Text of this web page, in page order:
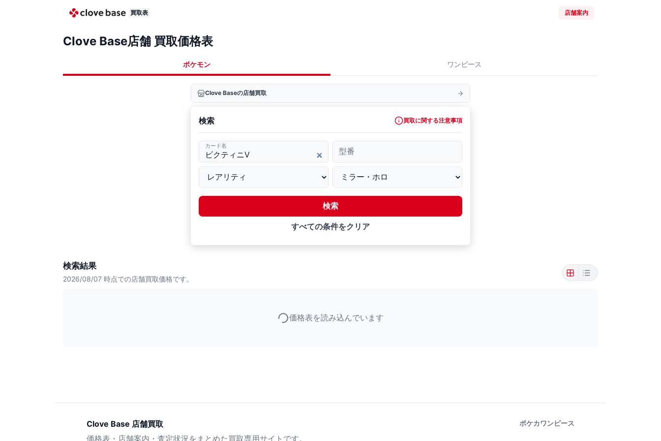
買取表 店舗案内
Clove Base店舗 買取価格表
ポケモン ワンピース
Clove Baseの店舗買取
検索 買取に関する注意事項
カード名
型番
検索
すべての条件をクリア
検索結果
2026/08/07 時点での店舗買取価格です。
価格表を読み込んでいます
Clove Base 店舗買取
価格表・店舗案内・査定状況をまとめた買取専用サイトです。
ポケカワンピース